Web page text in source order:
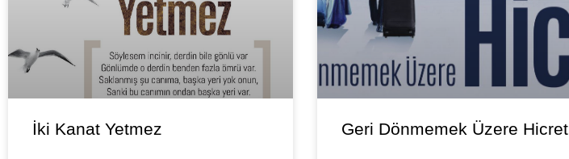
İki Kanat Yetmez Geri Dönmemek Üzere Hicret